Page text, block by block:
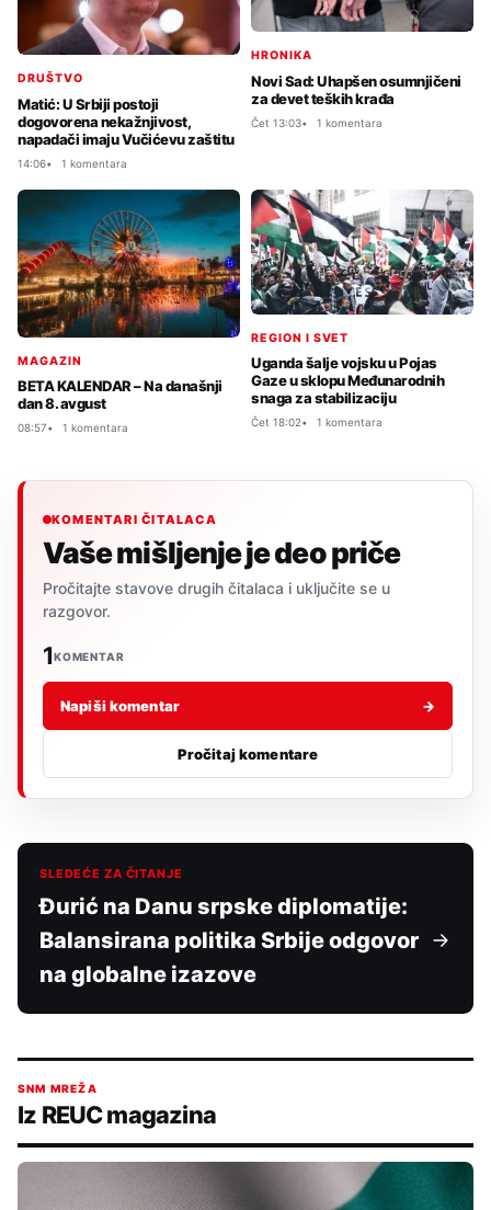
DRUŠTVO
Matić: U Srbiji postoji
dogovorena nekažnjivost,
napadači imaju Vučićevu zaštitu
14:06 1 komentara
HRONIKA
Novi Sad: Uhapšen osumnjičeni
za devet teških krađa
Čet 13:03 1 komentara
MAGAZIN
BETA KALENDAR – Na današnji
dan 8. avgust
08:57 1 komentara
REGION I SVET
Uganda šalje vojsku u Pojas
Gaze u sklopu Međunarodnih
snaga za stabilizaciju
Čet 18:02 1 komentara
KOMENTARI ČITALACA
Vaše mišljenje je deo priče
Pročitajte stavove drugih čitalaca i uključite se u
razgovor.
1KOMENTAR
Napiši komentar →
Pročitaj komentare
SLEDEĆE ZA ČITANJE
Đurić na Danu srpske diplomatije:
Balansirana politika Srbije odgovor
na globalne izazove
SNM MREŽA
Iz REUC magazina